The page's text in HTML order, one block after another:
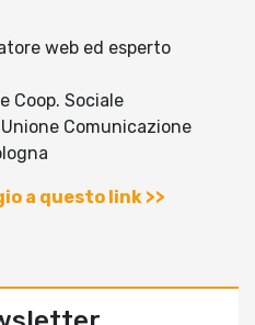
web ed esperto
Coop. Sociale
Comunicazione
a questo link >>